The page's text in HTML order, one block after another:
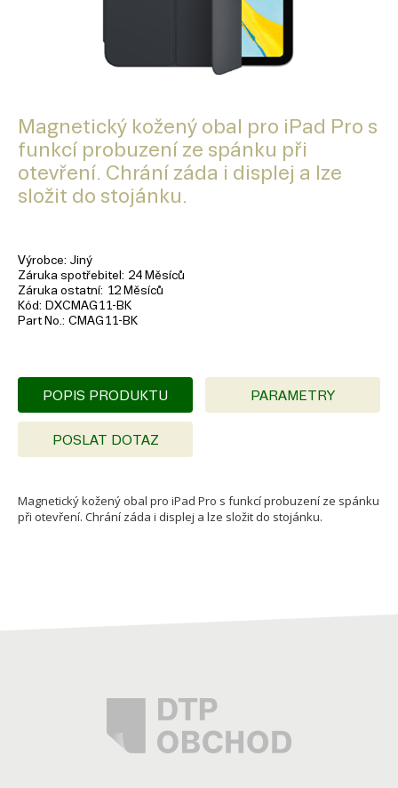
Magnetický kožený obal pro iPad Pro s
funkcí probuzení ze spánku při
otevření. Chrání záda i displej a lze
složit do stojánku.
Výrobce Jiný
Záruka spotřebitel
24 Měsíců
Záruka ostatní 12 Měsíců
Kód
DXCMAG11-BK
Part No. CMAG11-BK
POPIS PRODUKTU PARAMETRY
POSLAT DOTAZ
Magnetický kožený obal pro iPad Pro s funkcí probuzení ze spánku
při otevření. Chrání záda i displej a lze složit do stojánku.